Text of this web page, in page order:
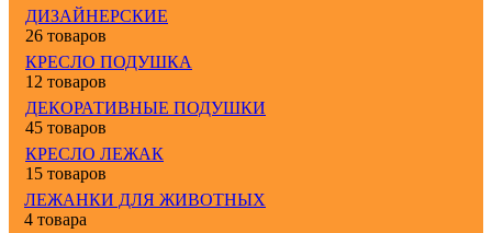
ДИЗАЙНЕРСКИЕ
26 товаров
КРЕСЛО ПОДУШКА
12 товаров
ДЕКОРАТИВНЫЕ ПОДУШКИ
45 товаров
КРЕСЛО ЛЕЖАК
15 товаров
ЛЕЖАНКИ ДЛЯ ЖИВОТНЫХ
4 товара